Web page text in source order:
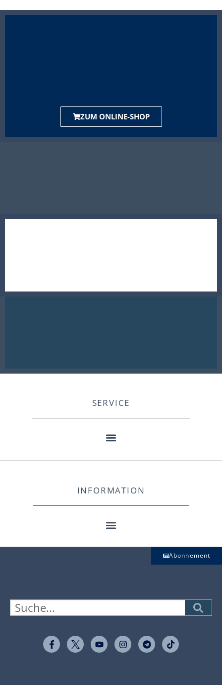
ZUM ONLINE-SHOP
SERVICE
INFORMATION
Abonnement